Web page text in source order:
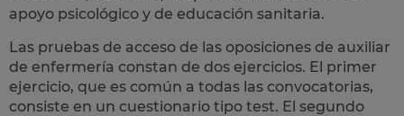
apoyo psicológico y de educación sanitaria.
Las pruebas de acceso de las oposiciones de auxiliar
de enfermería constan de dos ejercicios. El primer
ejercicio, que es común a todas las convocatorias,
consiste en un cuestionario tipo test. El segundo